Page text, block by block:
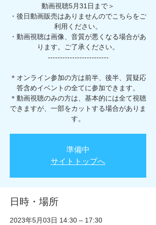
動画視聴5月31日まで＞
・後日動画販売はありませんのでこちらをご
利用ください。
・動画視聴は画像、音質が悪くなる場合があ
ります。ご了承ください。
-------------------------
＊オンライン参加の方は前半、後半、質疑応
答含めイベントの全てに参加できます。
＊動画視聴のみの方は、基本的には全て視聴
できますが、一部をカットする場合がありま
す。
準備中
サイトトップへ
日時・場所
2023年5月03日 14:30 – 17:30